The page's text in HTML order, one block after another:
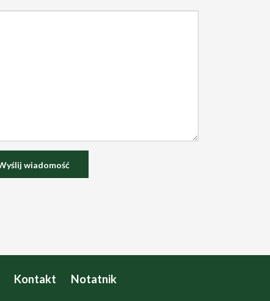
Kontakt Notatnik